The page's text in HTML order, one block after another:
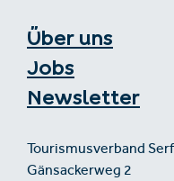
Über uns
Jobs
Newsletter
Tourismusverband
Gänsackerweg 2